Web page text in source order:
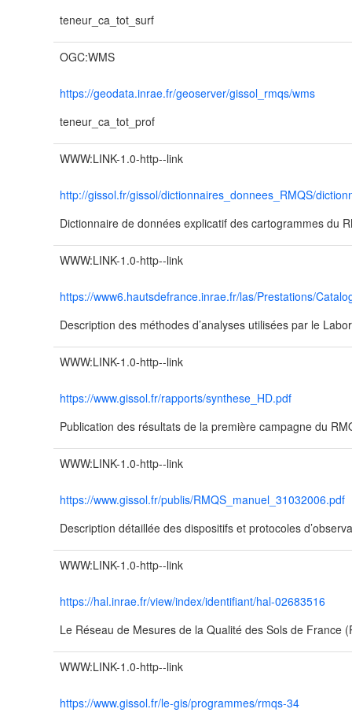
teneur_ca_tot_surf
OGC:WMS
https://geodata.inrae.fr/geoserver/gissol_rmqs/wms
teneur_ca_tot_prof
WWW:LINK-1.0-http--link
http://gissol.fr/gissol/dictionnaires_donnees_RMQS/
Dictionnaire de données explicatif des cartogrammes du
WWW:LINK-1.0-http--link
https://www6.hautsdefrance.inrae.fr/las/Prestations/
Description des méthodes d’analyses utilisées par le
WWW:LINK-1.0-http--link
https://www.gissol.fr/rapports/synthese_HD.pdf
Publication des résultats de la première campagne du
WWW:LINK-1.0-http--link
https://www.gissol.fr/publis/RMQS_manuel_31032006.pdf
Description détaillée des dispositifs et protocoles
WWW:LINK-1.0-http--link
https://hal.inrae.fr/view/index/identifiant/hal-02683516
Le Réseau de Mesures de la Qualité des Sols de France
WWW:LINK-1.0-http--link
https://www.gissol.fr/le-gis/programmes/rmqs-34